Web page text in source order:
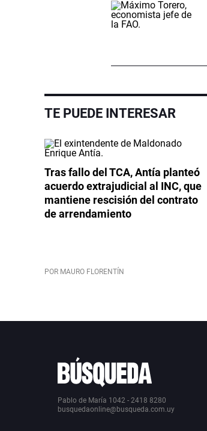
TE PUEDE INTERESAR
Tras fallo del TCA, Antía planteó
acuerdo extrajudicial al INC, que
mantiene rescisión del contrato
de arrendamiento
POR MAURO FLORENTÍN
Pablo de María 1042 - 2418 8280
busquedaonline@busqueda.com.uy